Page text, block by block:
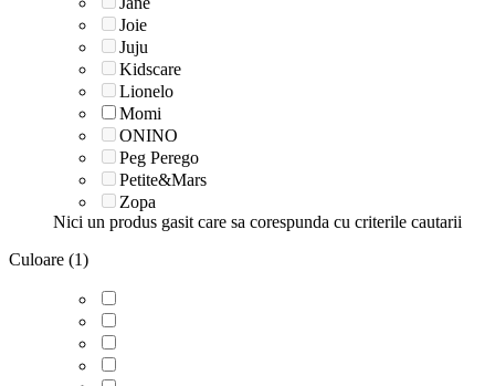
Joie
Juju
Kidscare
Lionelo
Momi
ONINO
Peg Perego
Petite&Mars
Zopa
Nici un produs gasit care sa corespunda cu criterile cautarii
Culoare (1)